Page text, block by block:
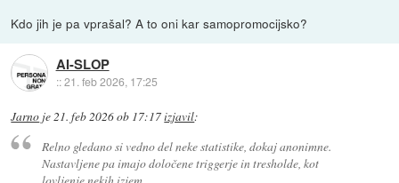
Kdo jih je pa vprašal? A to oni kar samopromocijsko?
AI-SLOP
::21. feb 2026, 17:25
Jarno je21. feb 2026 ob 17:17izjavil:
Relno gledano si vedno del neke statistike, dokaj anonimne.
Nastavljene pa imajo določene triggerje in tresholde, kot